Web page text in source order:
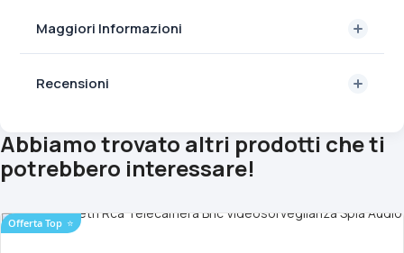
Maggiori Informazioni
Recensioni
Abbiamo trovato altri prodotti che ti
potrebbero interessare!
Offerta Top ⭐